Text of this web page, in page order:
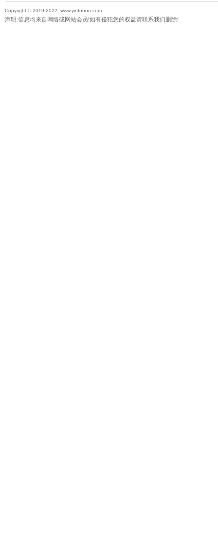
Copyright © 2019-2022, www.yinfuhou.com
声明:信息均来自网络或网站会员!如有侵犯您的权益请联系我们删除!